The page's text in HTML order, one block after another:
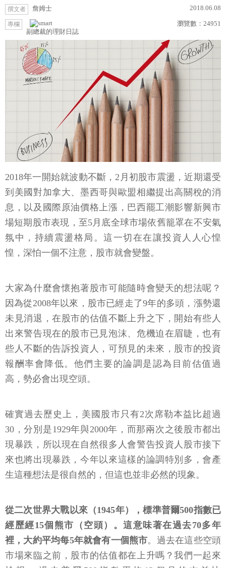
撰文者 詹姆士 2018.06.08
專欄
副總裁的理財日誌
瀏覽數： 24951
2018年一開始就波動不斷，2月初股市震盪，近期還受
到美國對加拿大、墨西哥與歐盟相繼提出高關稅的消
息，以及國際原油價格上漲，巴西罷工潮影響新興市
場短期股市表現，至5月底全球市場依舊籠罩在不安氣
氛中，持續震盪格局。這一切在在讓投資人人心惶
惶，深怕一個不注意，股市就會變盤。
大家為什麼會懷抱著股市可能隨時會變天的想法呢？
因為從2008年以來，股市已經走了9年的多頭，漲勢還
未見消退，在股市的估值不斷上升之下，開始有些人
出來警告現在的股市已見泡沫、危機迫在眉睫，也有
些人不斷的告訴投資人，可預見的未來，股市的投資
報酬率會降低。他們主要的論調是認為目前估值過
高，勢必會出現空頭。
確實過去歷史上，美國股市只有2次席勒本益比超過
30，分別是1929年與2000年，而那兩次之後股市都出
現暴跌，所以現在自然很多人會警告投資人股市接下
來也將出現暴跌，今年以來這樣的論調特別多，會產
生這種想法是很自然的，但這也並非必然的現象。
從二次世界大戰以來（1945年），標準普爾500指數已
經歷經15個熊市（空頭）。這意味著在過去70多年
裡，大約平均每5年就會有一個熊市。過去在這些空頭
市場來臨之前，股市的估值都在上升嗎？我們一起來